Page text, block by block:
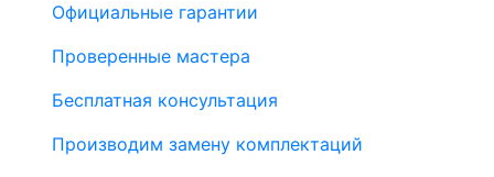
Официальные гарантии
Проверенные мастера
Бесплатная консультация
Производим замену комплектаций